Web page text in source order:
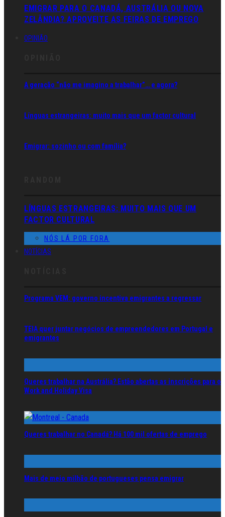
EMIGRAR PARA O CANADÁ, AUSTRÁLIA OU NOVA
ZELÂNDIA? APROVEITE AS FEIRAS DE EMPREGO
OPINIÃO
A geração “não me imagino a trabalhar”… e agora?
Línguas estrangeiras: muito mais que um factor cultural
Emigrar: sozinho ou com família?
LÍNGUAS ESTRANGEIRAS: MUITO MAIS QUE UM
FACTOR CULTURAL
NÓS LÁ POR FORA
NOTÍCIAS
Programa VEM: governo incentiva emigrantes a regressar
TEIA quer juntar negócios de empreendedores em Portugal e
emigrantes
Queres trabalhar na Austrália? Estão abertas as inscrições para o
Work and Holiday Visa
Queres trabalhar no Canadá? Há 100 mil ofertas de emprego
Mais de meio milhão de portugueses pensa emigrar